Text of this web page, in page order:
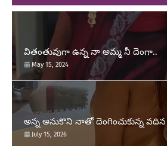
వితంతువుగా ఉన్న నా అమ్మ నీ దెంగా..
May 15, 2024
అన్న అనుకొని నాతో దెంగించుకున్న వదిన
July 15, 2026